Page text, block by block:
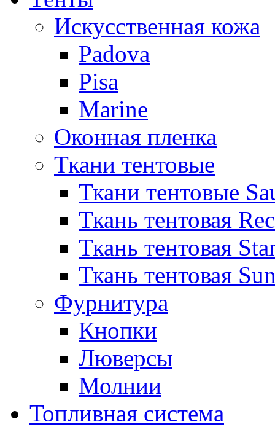
Искусственная кожа
Padova
Pisa
Marine
Оконная пленка
Ткани тентовые
Ткани тентовые
Ткань тентовая
Ткань тентовая
Ткань тентовая
Фурнитура
Кнопки
Люверсы
Молнии
Топливная система